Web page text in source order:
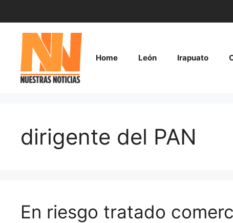
contenido
Home León Irapuato
dirigente del PAN
En riesgo tratado